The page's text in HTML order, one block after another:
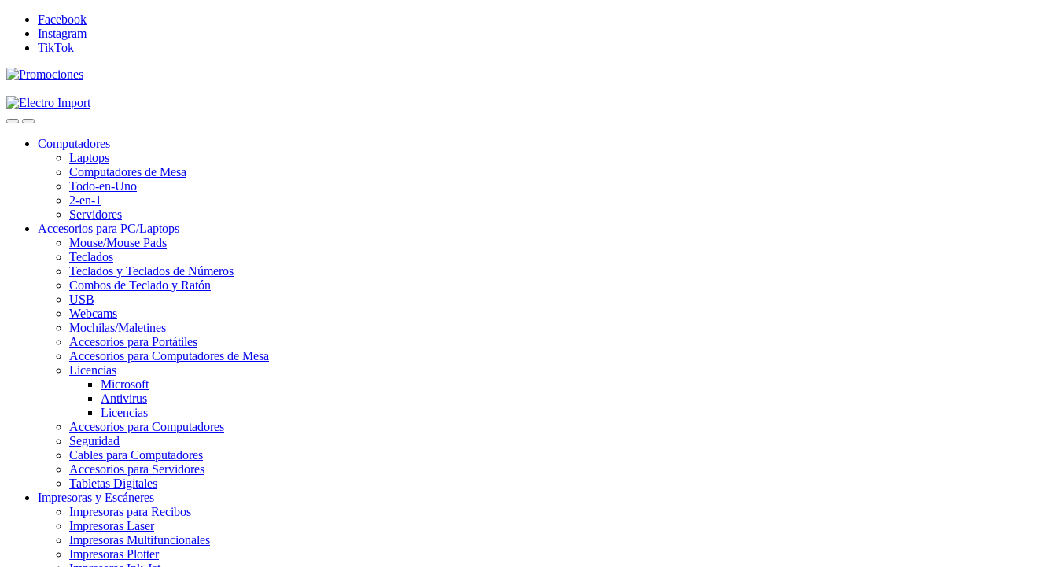
Skip
navigation
Skip
content
Facebook
Instagram
TikTok
Computadores
Laptops
Computadores de Mesa
Todo-en-Uno
2-en-1
Servidores
Accesorios para PC/Laptops
Mouse/Mouse Pads
Teclados
Teclados y Teclados de Números
Combos de Teclado y Ratón
USB
Webcams
Mochilas/Maletines
Accesorios para Portátiles
Accesorios para Computadores de Mesa
Licencias
Microsoft
Antivirus
Licencias
Accesorios para Computadores
Seguridad
Cables para Computadores
Accesorios para Servidores
Tabletas Digitales
Impresoras y Escáneres
Impresoras para Recibos
Impresoras Laser
Impresoras Multifuncionales
Impresoras Plotter